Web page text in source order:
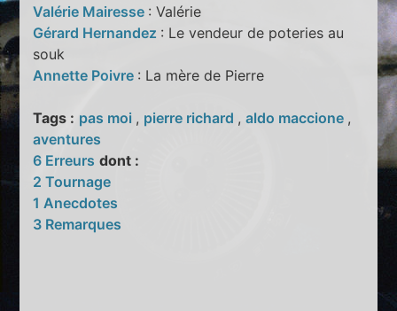
Valérie Mairesse : Valérie
Gérard Hernandez : Le vendeur de poteries au
souk
Annette Poivre : La mère de Pierre
Tags : pas moi , pierre richard ,aldo maccione ,
aventures
6 Erreurs dont :
2 Tournage
1 Anecdotes
3 Remarques